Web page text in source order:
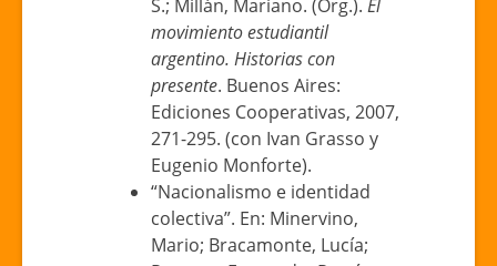
S.; Millán, Mariano. (Org.). El
movimiento estudiantil
argentino. Historias con
presente. Buenos Aires:
Ediciones Cooperativas, 2007,
271-295. (con Ivan Grasso y
Eugenio Monforte).
“Nacionalismo e identidad
colectiva”. En: Minervino,
Mario; Bracamonte, Lucía;